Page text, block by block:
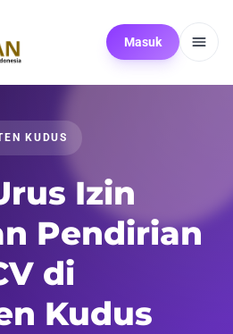
Masuk
KUDUS
Izin
Pendirian
di
Kudus